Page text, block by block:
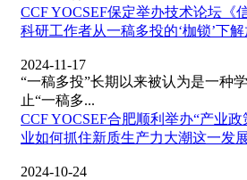
CCF YOCSEF保定举办技术论坛《
科研工作者从一稿多投的‘枷锁’下解
2024-11-17
“一稿多投”长期以来被认为是一种
止“一稿多...
CCF YOCSEF合肥顺利举办“产业
业如何抓住新质生产力大潮这一发
2024-10-24